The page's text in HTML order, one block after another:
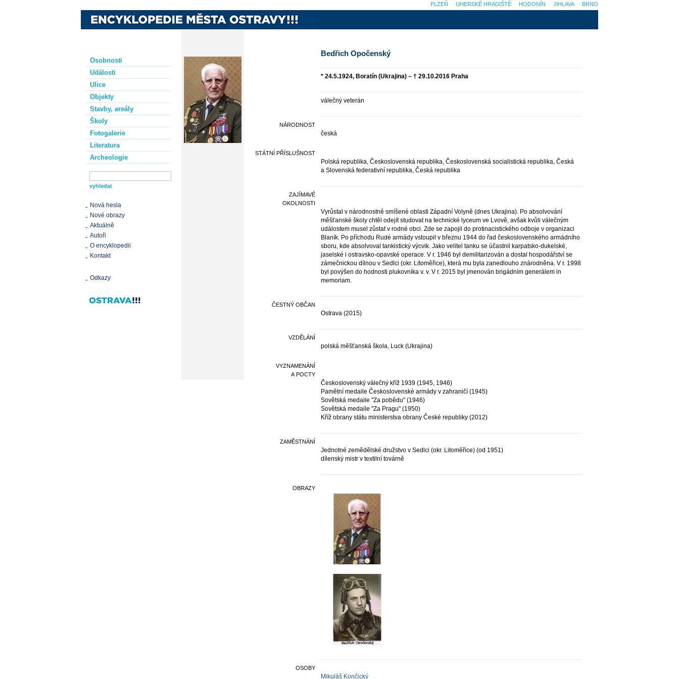
Osobnosti
Události
Ulice
Objekty
Stavby, areály
Školy
Fotogalerie
Literatura
Archeologie
Nová hesla
Nové obrazy
Aktuálně
Autoři
O encyklopedii
Kontakt
Odkazy
Bedřich Opočenský
* 24.5.1924, Boratín (Ukrajina) – † 29.10.2016 Praha
válečný veterán
NÁRODNOST
česká
STÁTNÍ PŘÍSLUŠNOST
Polská republika, Československá republika, Československá socialistická republika, Česká
a Slovenská federativní republika, Česká republika
ZAJÍMAVÉ
OKOLNOSTI
Vyrůstal v národnostně smíšené oblasti Západní Volyně (dnes Ukrajina). Po absolvování
měšťanské školy chtěl odejít studovat na technické lyceum ve Lvově, avšak kvůli válečným
událostem musel zůstat v rodné obci. Zde se zapojil do protinacistického odboje v organizaci
Blaník. Po příchodu Rudé armády vstoupil v březnu 1944 do řad československého armádního
sboru, kde absolvoval tankistický výcvik. Jako velitel tanku se účastnil karpatsko-dukelské,
jaselské i ostravsko-opavské operace. V r. 1946 byl demilitarizován a dostal hospodářství se
zámečnickou dílnou v Sedlci (okr. Litoměřice), která mu byla zanedlouho znárodněna. V r. 1998
byl povýšen do hodnosti plukovníka v. v. V r. 2015 byl jmenován brigádním generálem in
memoriam.
ČESTNÝ OBČAN
Ostrava (2015)
VZDĚLÁNÍ
polská měšťanská škola, Luck (Ukrajina)
VYZNAMENÁNÍ
A POCTY
Československý válečný kříž 1939 (1945, 1946)
Pamětní medaile Československé armády v zahraničí (1945)
Sovětská medaile "Za pobědu" (1946)
Sovětská medaile "Za Pragu" (1950)
Kříž obrany státu ministerstva obrany České republiky (2012)
ZAMĚSTNÁNÍ
Jednotné zemědělské družstvo v Sedlci (okr. Litoměřice) (od 1951)
dílenský mistr v textilní továrně
OBRAZY
OSOBY
Mikuláš Končický
BRNO
JIHLAVA
HODONÍN
UHERSKÉ HRADIŠTĚ
PLZEŇ